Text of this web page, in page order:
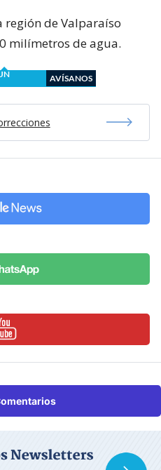
región de Valparaíso
milímetros de agua.
AVÍSANOS